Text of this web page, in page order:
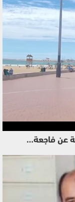
عن فاجعة…